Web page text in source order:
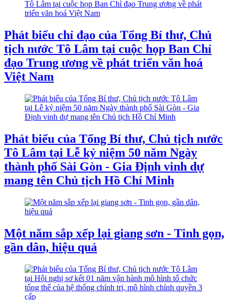
Phát biểu chỉ đạo của Tổng Bí thư, Chủ
tịch nước Tô Lâm tại cuộc họp Ban Chỉ
đạo Trung ương về phát triển văn hoá
Việt Nam
Phát biểu của Tổng Bí thư, Chủ tịch nước
Tô Lâm tại Lễ kỷ niệm 50 năm Ngày
thành phố Sài Gòn - Gia Định vinh dự
mang tên Chủ tịch Hồ Chí Minh
Một năm sắp xếp lại giang sơn - Tinh gọn,
gần dân, hiệu quả